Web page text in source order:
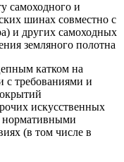
самоходного и
шинах совместно с
и других самоходных
земляного полотна
катком на
с требованиями и
искусственных
нормативными
(в том числе в